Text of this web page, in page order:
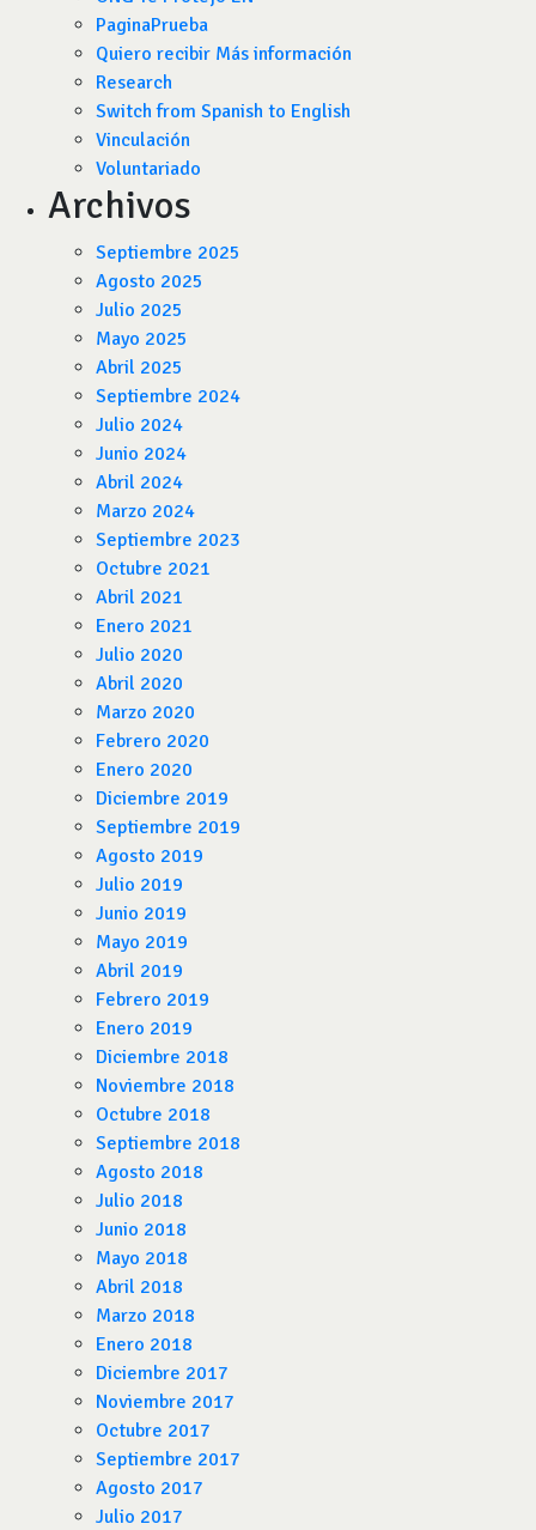
PaginaPrueba
Quiero recibir Más información
Research
Switch from Spanish to English
Vinculación
Voluntariado
Archivos
Septiembre 2025
Agosto 2025
Julio 2025
Mayo 2025
Abril 2025
Septiembre 2024
Julio 2024
Junio 2024
Abril 2024
Marzo 2024
Septiembre 2023
Octubre 2021
Abril 2021
Enero 2021
Julio 2020
Abril 2020
Marzo 2020
Febrero 2020
Enero 2020
Diciembre 2019
Septiembre 2019
Agosto 2019
Julio 2019
Junio 2019
Mayo 2019
Abril 2019
Febrero 2019
Enero 2019
Diciembre 2018
Noviembre 2018
Octubre 2018
Septiembre 2018
Agosto 2018
Julio 2018
Junio 2018
Mayo 2018
Abril 2018
Marzo 2018
Enero 2018
Diciembre 2017
Noviembre 2017
Octubre 2017
Septiembre 2017
Agosto 2017
Julio 2017